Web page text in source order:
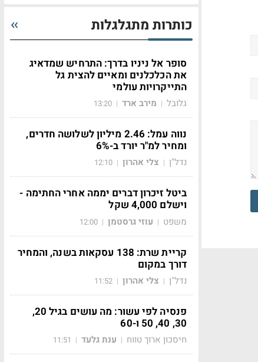
כותרות מתגלגלות
סופר אל ניניו בדרך: התרחיש שמדאיג
את הכלכלנים ומאיים להצית גל
התייקרויות עולמי
גלובל | מירב ארד |
13:20
נווה עמל: 2.46 מיליון לשלושה חדרים,
ומחיר למ"ר יורד ב-6%
נדל"ן | צלי אהרון |
12:10
ביטל זיכרון דברים יממה אחרי החתימה -
וישלם 4,000 שקל
משפט | עוזי גרסטמן |
12:00
קריית שרת: 138 עסקאות בשנה, והמחיר
דורך במקום
נדל"ן | צלי אהרון |
11:52
פנסיה לפי עשור: מה עושים בגיל 20,
30, 40, 50 ו-60
חיסכון ארוך טווח | ענת גלעד |
11:51